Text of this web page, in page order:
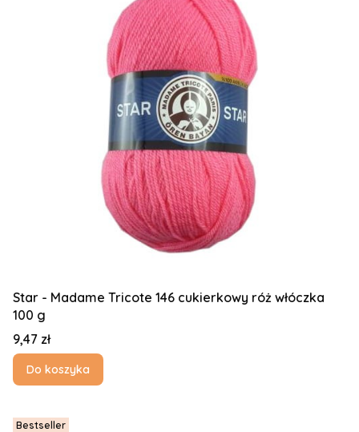
Star - Madame Tricote 146 cukierkowy róż włóczka
100 g
Cena
9,47 zł
Do koszyka
Bestseller